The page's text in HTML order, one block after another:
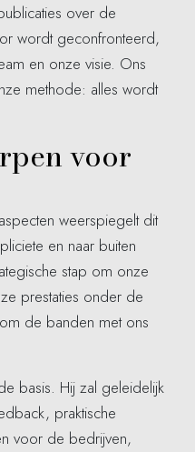
over de
wordt geconfronteerd,
en onze visie. Ons
methode: alles wordt
voor
weerspiegelt dit
en naar buiten
stap om onze
prestaties onder de
de banden met ons
basis. Hij zal geleidelijk
praktische
voor de bedrijven,